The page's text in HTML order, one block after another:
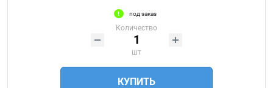
под заказ
Количество
шт
КУПИТЬ